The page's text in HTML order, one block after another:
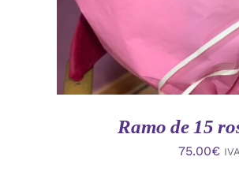
Ramo de 15
75.00€ IVA